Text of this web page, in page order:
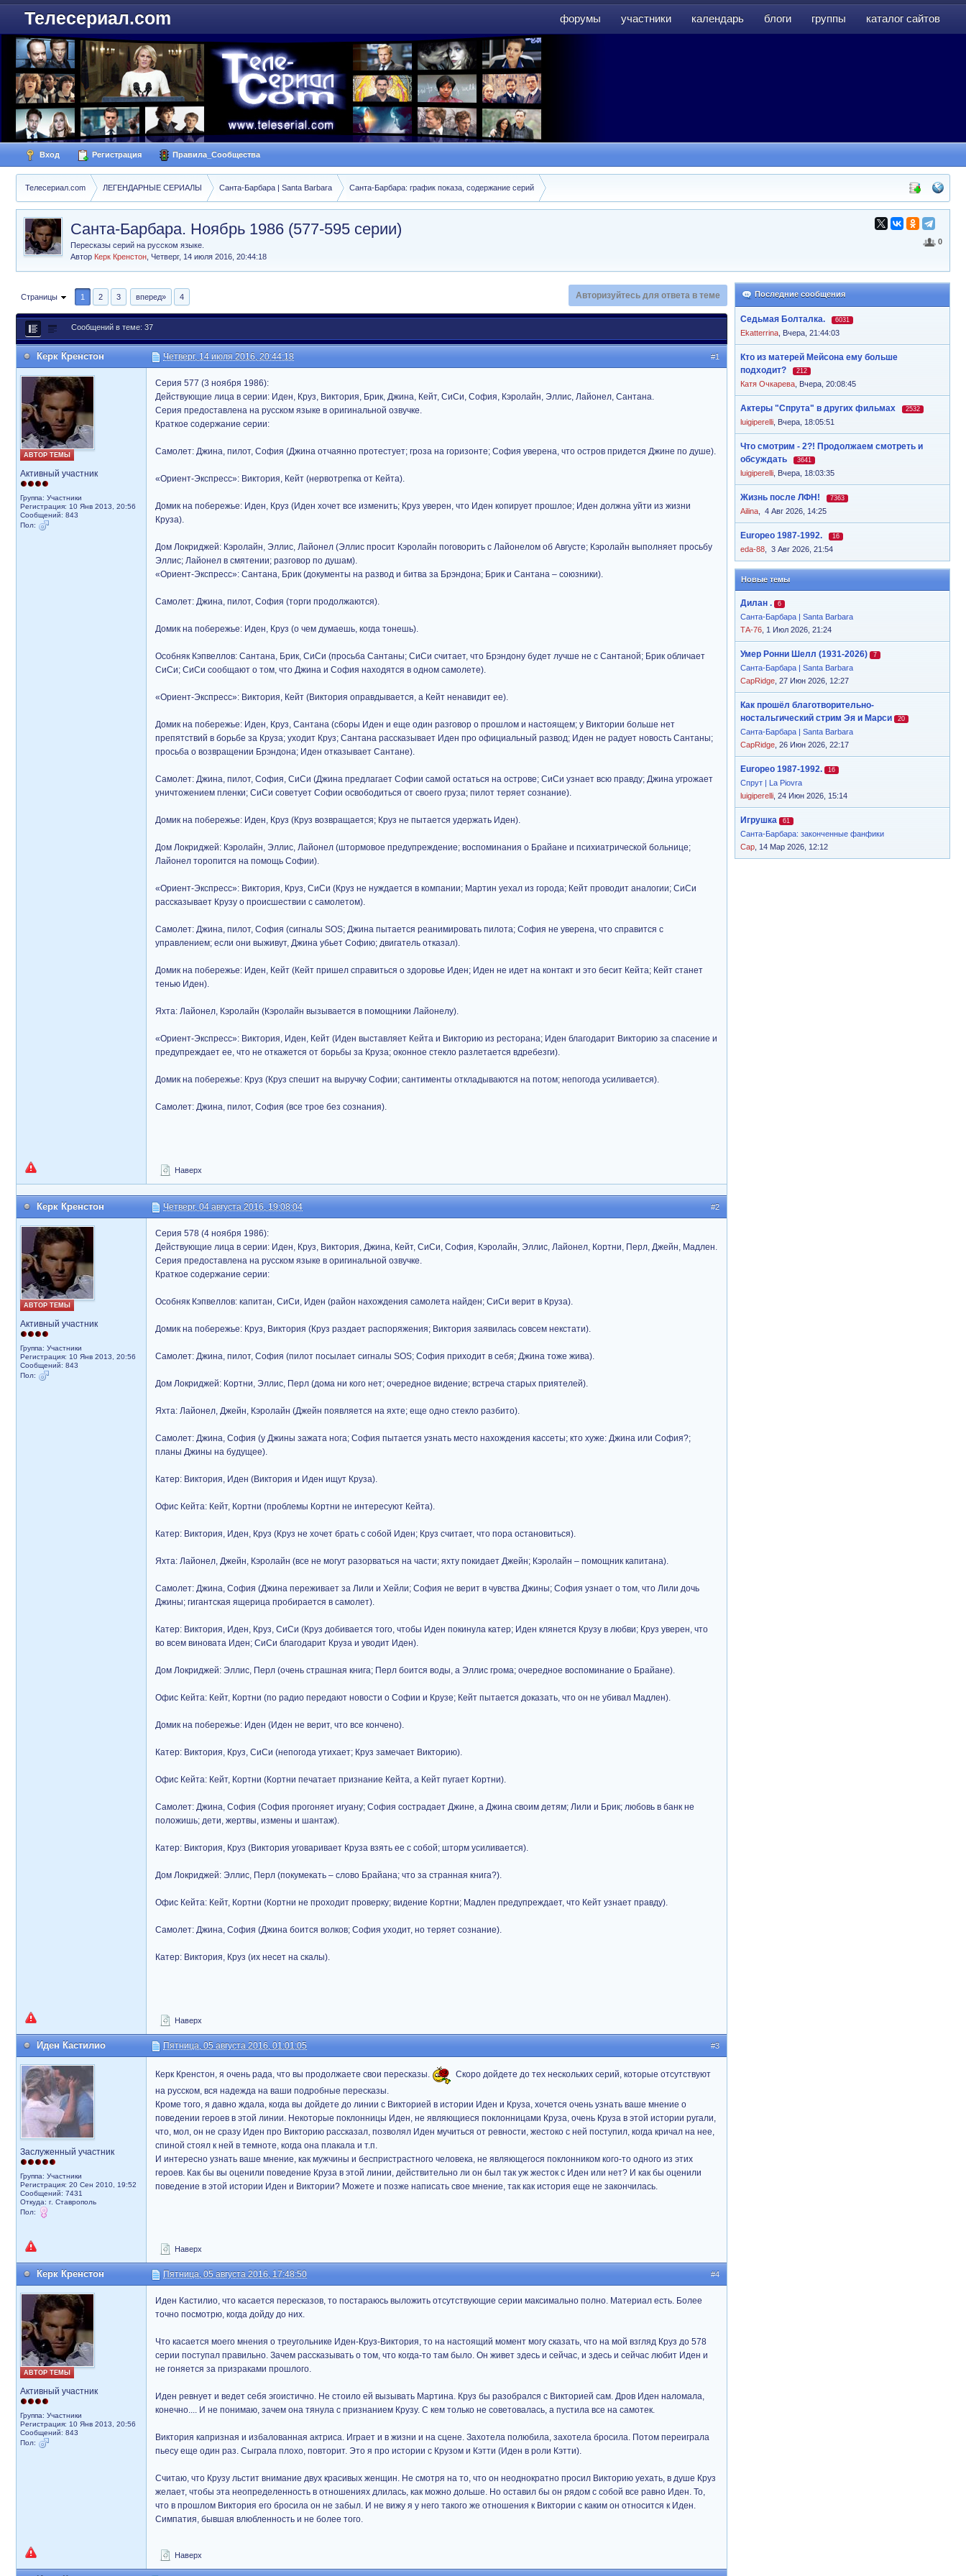
форумы участники календарь блоги группы каталог сайтов
Телесериал.com
Вход Регистрация Правила_Сообщества
Телесериал.com ЛЕГЕНДАРНЫЕ СЕРИАЛЫ Санта-Барбара | Santa Barbara Санта-Барбара: график показа, содержание серий
0
Санта-Барбара. Ноябрь 1986 (577-595 серии)
Пересказы серий на русском языке.
Автор Керк Кренстон Четверг, 14 июля 2016, 20:44:18
Последние сообщения
Седьмая Болталка. 6031
Ekatterrina Вчера, 21:44:03
Кто из матерей Мейсона ему больше
подходит?
212
Катя Очкарева Вчера, 20:08:45
Актеры "Спрута" в других фильмах 2532
luigiperelli Вчера, 18:05:51
Что смотрим - 2?! Продолжаем смотреть и
обсуждать
3641
luigiperelli Вчера, 18:03:35
Жизнь после ЛФН! 7363
Ailina 4 Авг 2026, 14:25
Europeo 1987-1992. 16
eda-88 3 Авг 2026, 21:54
Новые темы
Дилан . 6
Санта-Барбара | Santa Barbara
ТА-76 , 1 Июл 2026, 21:24
Умер Ронни Шелл (1931-2026) 7
Санта-Барбара | Santa Barbara
CapRidge , 27 Июн 2026, 12:27
Как прошёл благотворительно-
ностальгический стрим Эя и Марси
20
Санта-Барбара | Santa Barbara
CapRidge , 26 Июн 2026, 22:17
Europeo 1987-1992. 16
Спрут | La Piovra
luigiperelli , 24 Июн 2026, 15:14
Игрушка 61
Санта-Барбара: законченные фанфики
Cap , 14 Мар 2026, 12:12
Страницы 1 2 3 вперед» 4 Авторизуйтесь для ответа в теме
Сообщений в теме: 37
#1
Керк Кренстон Четверг, 14 июля 2016, 20:44:18
АВТОР ТЕМЫ
Активный участник
Группа: Участники
Регистрация: 10 Янв 2013, 20:56
Сообщений: 843
Пол:
Серия 577 (3 ноября 1986):
Действующие лица в серии: Иден, Круз, Виктория, Брик, Джина, Кейт, СиСи, София, Кэролайн, Эллис, Лайонел, Сантана.
Серия предоставлена на русском языке в оригинальной озвучке.
Краткое содержание серии:
Самолет: Джина, пилот, София (Джина отчаянно протестует; гроза на горизонте; София уверена, что остров придется Джине по душе).
«Ориент-Экспресс»: Виктория, Кейт (нервотрепка от Кейта).
Домик на побережье: Иден, Круз (Иден хочет все изменить; Круз уверен, что Иден копирует прошлое; Иден должна уйти из жизни
Круза).
Дом Локриджей: Кэролайн, Эллис, Лайонел (Эллис просит Кэролайн поговорить с Лайонелом об Августе; Кэролайн выполняет просьбу
Эллис; Лайонел в смятении; разговор по душам).
«Ориент-Экспресс»: Сантана, Брик (документы на развод и битва за Брэндона; Брик и Сантана – союзники).
Самолет: Джина, пилот, София (торги продолжаются).
Домик на побережье: Иден, Круз (о чем думаешь, когда тонешь).
Особняк Кэпвеллов: Сантана, Брик, СиСи (просьба Сантаны; СиСи считает, что Брэндону будет лучше не с Сантаной; Брик обличает
СиСи; СиСи сообщают о том, что Джина и София находятся в одном самолете).
«Ориент-Экспресс»: Виктория, Кейт (Виктория оправдывается, а Кейт ненавидит ее).
Домик на побережье: Иден, Круз, Сантана (сборы Иден и еще один разговор о прошлом и настоящем; у Виктории больше нет
препятствий в борьбе за Круза; уходит Круз; Сантана рассказывает Иден про официальный развод; Иден не радует новость Сантаны;
просьба о возвращении Брэндона; Иден отказывает Сантане).
Самолет: Джина, пилот, София, СиСи (Джина предлагает Софии самой остаться на острове; СиСи узнает всю правду; Джина угрожает
уничтожением пленки; СиСи советует Софии освободиться от своего груза; пилот теряет сознание).
Домик на побережье: Иден, Круз (Круз возвращается; Круз не пытается удержать Иден).
Дом Локриджей: Кэролайн, Эллис, Лайонел (штормовое предупреждение; воспоминания о Брайане и психиатрической больнице;
Лайонел торопится на помощь Софии).
«Ориент-Экспресс»: Виктория, Круз, СиСи (Круз не нуждается в компании; Мартин уехал из города; Кейт проводит аналогии; СиСи
рассказывает Крузу о происшествии с самолетом).
Самолет: Джина, пилот, София (сигналы SOS; Джина пытается реанимировать пилота; София не уверена, что справится с
управлением; если они выживут, Джина убьет Софию; двигатель отказал).
Домик на побережье: Иден, Кейт (Кейт пришел справиться о здоровье Иден; Иден не идет на контакт и это бесит Кейта; Кейт станет
тенью Иден).
Яхта: Лайонел, Кэролайн (Кэролайн вызывается в помощники Лайонелу).
«Ориент-Экспресс»: Виктория, Иден, Кейт (Иден выставляет Кейта и Викторию из ресторана; Иден благодарит Викторию за спасение и
предупреждает ее, что не откажется от борьбы за Круза; оконное стекло разлетается вдребезги).
Домик на побережье: Круз (Круз спешит на выручку Софии; сантименты откладываются на потом; непогода усиливается).
Самолет: Джина, пилот, София (все трое без сознания).
Наверх
#2
Керк Кренстон Четверг, 04 августа 2016, 19:08:04
АВТОР ТЕМЫ
Активный участник
Группа: Участники
Регистрация: 10 Янв 2013, 20:56
Сообщений: 843
Пол:
Серия 578 (4 ноября 1986):
Действующие лица в серии: Иден, Круз, Виктория, Джина, Кейт, СиСи, София, Кэролайн, Эллис, Лайонел, Кортни, Перл, Джейн, Мадлен.
Серия предоставлена на русском языке в оригинальной озвучке.
Краткое содержание серии:
Особняк Кэпвеллов: капитан, СиСи, Иден (район нахождения самолета найден; СиСи верит в Круза).
Домик на побережье: Круз, Виктория (Круз раздает распоряжения; Виктория заявилась совсем некстати).
Самолет: Джина, пилот, София (пилот посылает сигналы SOS; София приходит в себя; Джина тоже жива).
Дом Локриджей: Кортни, Эллис, Перл (дома ни кого нет; очередное видение; встреча старых приятелей).
Яхта: Лайонел, Джейн, Кэролайн (Джейн появляется на яхте; еще одно стекло разбито).
Самолет: Джина, София (у Джины зажата нога; София пытается узнать место нахождения кассеты; кто хуже: Джина или София?;
планы Джины на будущее).
Катер: Виктория, Иден (Виктория и Иден ищут Круза).
Офис Кейта: Кейт, Кортни (проблемы Кортни не интересуют Кейта).
Катер: Виктория, Иден, Круз (Круз не хочет брать с собой Иден; Круз считает, что пора остановиться).
Яхта: Лайонел, Джейн, Кэролайн (все не могут разорваться на части; яхту покидает Джейн; Кэролайн – помощник капитана).
Самолет: Джина, София (Джина переживает за Лили и Хейли; София не верит в чувства Джины; София узнает о том, что Лили дочь
Джины; гигантская ящерица пробирается в самолет).
Катер: Виктория, Иден, Круз, СиСи (Круз добивается того, чтобы Иден покинула катер; Иден клянется Крузу в любви; Круз уверен, что
во всем виновата Иден; СиСи благодарит Круза и уводит Иден).
Дом Локриджей: Эллис, Перл (очень страшная книга; Перл боится воды, а Эллис грома; очередное воспоминание о Брайане).
Офис Кейта: Кейт, Кортни (по радио передают новости о Софии и Крузе; Кейт пытается доказать, что он не убивал Мадлен).
Домик на побережье: Иден (Иден не верит, что все кончено).
Катер: Виктория, Круз, СиСи (непогода утихает; Круз замечает Викторию).
Офис Кейта: Кейт, Кортни (Кортни печатает признание Кейта, а Кейт пугает Кортни).
Самолет: Джина, София (София прогоняет игуану; София сострадает Джине, а Джина своим детям; Лили и Брик; любовь в банк не
положишь; дети, жертвы, измены и шантаж).
Катер: Виктория, Круз (Виктория уговаривает Круза взять ее с собой; шторм усиливается).
Дом Локриджей: Эллис, Перл (покумекать – слово Брайана; что за странная книга?).
Офис Кейта: Кейт, Кортни (Кортни не проходит проверку; видение Кортни; Мадлен предупреждает, что Кейт узнает правду).
Самолет: Джина, София (Джина боится волков; София уходит, но теряет сознание).
Катер: Виктория, Круз (их несет на скалы).
Наверх
#3
Иден Кастилио Пятница, 05 августа 2016, 01:01:05
Заслуженный участник
Группа: Участники
Регистрация: 20 Сен 2010, 19:52
Сообщений: 7431
Откуда: г. Ставрополь
Пол:
Керк Кренстон, я очень рада, что вы продолжаете свои пересказы.
Скоро дойдете до тех нескольких серий, которые отсутствуют
на русском, вся надежда на ваши подробные пересказы.
Кроме того, я давно ждала, когда вы дойдете до линии с Викторией в истории Иден и Круза, хочется очень узнать ваше мнение о
поведении героев в этой линии. Некоторые поклонницы Иден, не являющиеся поклонницами Круза, очень Круза в этой истории ругали,
что, мол, он не сразу Иден про Викторию рассказал, позволял Иден мучиться от ревности, жестоко с ней поступил, когда кричал на нее,
спиной стоял к ней в темноте, когда она плакала и т.п.
И интересно узнать ваше мнение, как мужчины и беспристрастного человека, не являющегося поклонником кого-то одного из этих
героев. Как бы вы оценили поведение Круза в этой линии, действительно ли он был так уж жесток с Иден или нет? И как бы оценили
поведение в этой истории Иден и Виктории? Можете и позже написать свое мнение, так как история еще не закончилась.
Наверх
#4
Керк Кренстон Пятница, 05 августа 2016, 17:48:50
АВТОР ТЕМЫ
Активный участник
Группа: Участники
Регистрация: 10 Янв 2013, 20:56
Сообщений: 843
Пол:
Иден Кастилио, что касается пересказов, то постараюсь выложить отсутствующие серии максимально полно. Материал есть. Более
точно посмотрю, когда дойду до них.
Что касается моего мнения о треугольнике Иден-Круз-Виктория, то на настоящий момент могу сказать, что на мой взгляд Круз до 578
серии поступал правильно. Зачем рассказывать о том, что когда-то там было. Он живет здесь и сейчас, и здесь и сейчас любит Иден и
не гоняется за призраками прошлого.
Иден ревнует и ведет себя эгоистично. Не стоило ей вызывать Мартина. Круз бы разобрался с Викторией сам. Дров Иден наломала,
конечно.... И не понимаю, зачем она тянула с признанием Крузу. С кем только не советовалась, а пустила все на самотек.
Виктория капризная и избалованная актриса. Играет и в жизни и на сцене. Захотела полюбила, захотела бросила. Потом переиграла
пьесу еще один раз. Сыграла плохо, повторит. Это я про истории с Крузом и Кэтти (Иден в роли Кэтти).
Считаю, что Крузу льстит внимание двух красивых женщин. Не смотря на то, что он неоднократно просил Викторию уехать, в душе Круз
желает, чтобы эта неопределенность в отношениях длилась, как можно дольше. Но оставил бы он рядом с собой все равно Иден. То,
что в прошлом Виктория его бросила он не забыл. И не вижу я у него такого же отношения к Виктории с каким он относится к Иден.
Симпатия, бывшая влюбленность и не более того.
Наверх